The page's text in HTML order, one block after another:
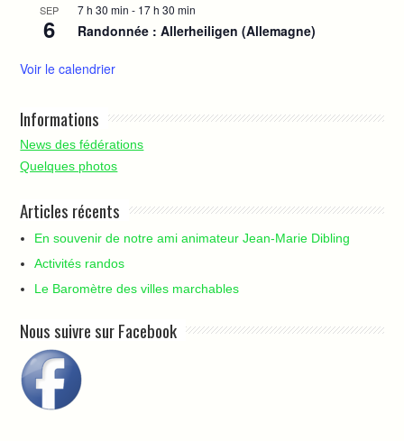
SEP
6
7 h 30 min - 17 h 30 min
Randonnée : Allerheiligen (Allemagne)
Voir le calendrier
Informations
News des fédérations
Quelques photos
Articles récents
En souvenir de notre ami animateur Jean-Marie Dibling
Activités randos
Le Baromètre des villes marchables
Nous suivre sur Facebook